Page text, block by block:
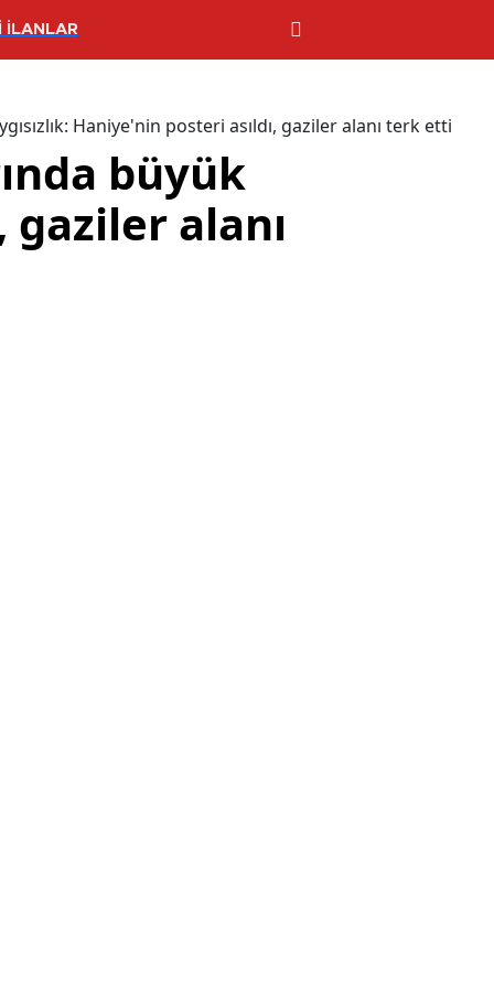
İLANLAR
Haniye'nin posteri asıldı, gaziler alanı terk etti
büyük
gaziler alanı